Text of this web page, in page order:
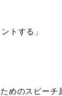
トする」
めのスピー